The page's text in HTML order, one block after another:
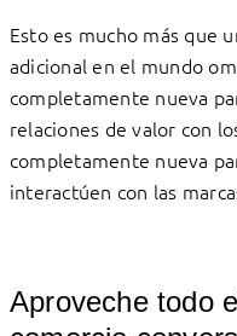
Esto es mucho más que
adicional en el mundo
completamente nueva
relaciones de valor con
completamente nueva
interactúen con las
Aproveche todo